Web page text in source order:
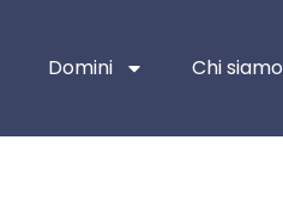
Domini Chi siamo